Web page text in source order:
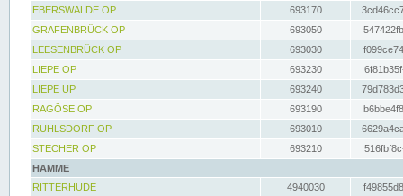
EBERSWALDE OP
693170
GRAFENBRÜCK OP
693050
LEESENBRÜCK OP
693030
LIEPE OP
693230
LIEPE UP
693240
RAGÖSE OP
693190
RUHLSDORF OP
693010
STECHER OP
693210
HAMME
RITTERHUDE
4940030